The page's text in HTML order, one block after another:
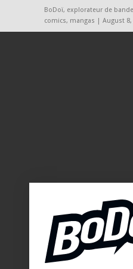
BoDoï, explorateur de
comics, mangas | August 8,